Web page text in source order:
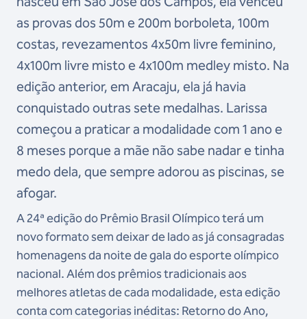
as provas dos 50m e 200m borboleta, 100m
costas, revezamentos 4x50m livre feminino,
4x100m livre misto e 4x100m medley misto. Na
edição anterior, em Aracaju, ela já havia
conquistado outras sete medalhas. Larissa
começou a praticar a modalidade com 1 ano e
8 meses porque a mãe não sabe nadar e tinha
medo dela, que sempre adorou as piscinas, se
afogar.
A 24ª edição do Prêmio Brasil Olímpico terá um
novo formato sem deixar de lado as já consagradas
homenagens da noite de gala do esporte olímpico
nacional. Além dos prêmios tradicionais aos
melhores atletas de cada modalidade, esta edição
conta com categorias inéditas: Retorno do Ano,